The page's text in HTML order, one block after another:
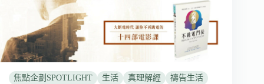
焦點企劃SPOTLIGHT 生活 真理解經
禱告生活